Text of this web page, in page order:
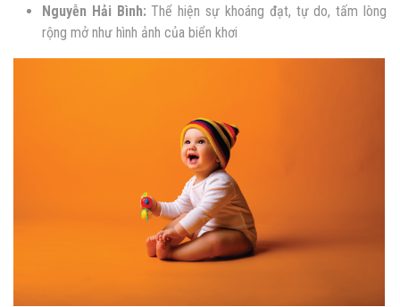
Nguyễn Hải Bình:Thể hiện sự khoáng đạt, tự do, tấm lòng
rộng mở như hình ảnh của biển khơi